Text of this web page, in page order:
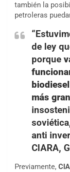
también la
petroleras
de ley
porque
más
anti
CIARA,
Previamente,